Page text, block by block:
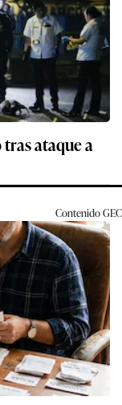
ataque a
ContenidoGEC